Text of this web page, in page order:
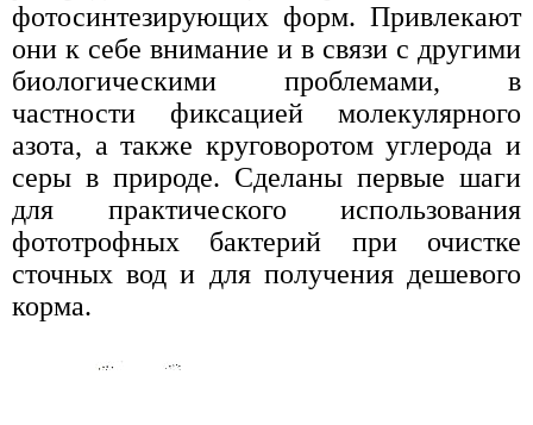
фотосинтезирующих форм. Привлекают
они к себе внимание и в связи с другими
биологическими проблемами, в
частности фиксацией молекулярного
азота, а также круговоротом углерода и
серы в природе. Сделаны первые шаги
для практического использования
фототрофных бактерий при очистке
сточных вод и для получения дешевого
корма.